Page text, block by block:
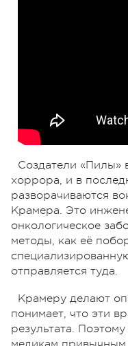
Создатели «Пилы»
хоррора, и в
разворачиваются
Крамера. Это
онкологическое
методы, как её
отправляется туда.
Крамеру делают
понимает, что эти
результата.